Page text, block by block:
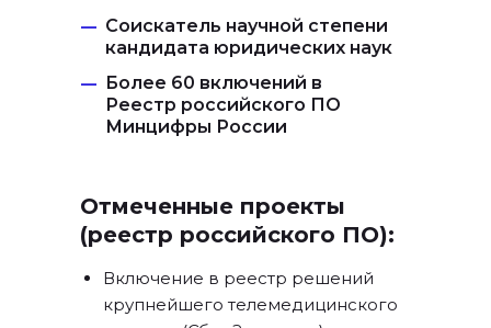
Соискатель научной степени
кандидата юридических наук
—
Более 60 включений в
Реестр российского ПО
Минцифры России
—
Отмеченные проекты
(реестр российского ПО):
Включение в реестр решений
крупнейшего телемедицинского